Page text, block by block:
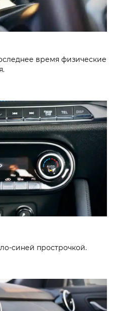
время физические
синей прострочкой.